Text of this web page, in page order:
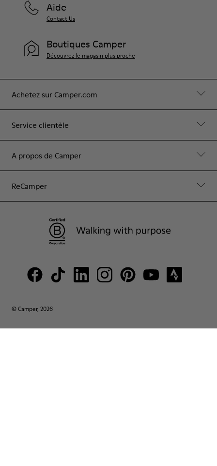
Achetez sur Camper.com
Service clientèle
A propos de Camper
ReCamper
Aide
Contact Us
Boutiques Camper
Découvrez le magasin plus proche
© Camper, 2026